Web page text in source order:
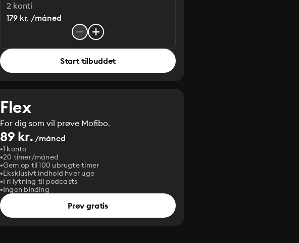
2 konti
179 kr. /måned
Start tilbuddet
Flex
For dig som vil prøve Mofibo.
89 kr. /måned
1 konto
20 timer/måned
Gem op til 100 ubrugte timer
Eksklusivt indhold hver uge
Fri lytning til podcasts
Ingen binding
Prøv gratis